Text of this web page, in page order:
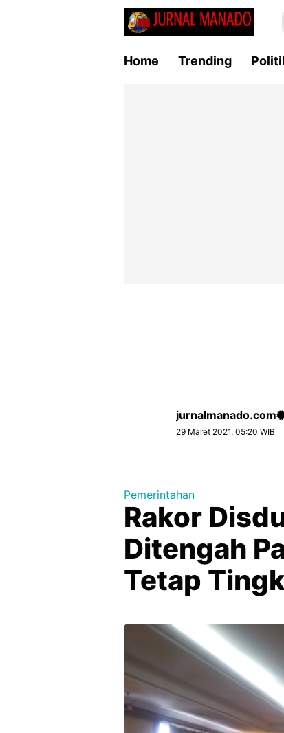
Home Trending
jurnalmanado.com
29 Maret 2021, 05:20 WIB
Pemerintahan
Rakor
Ditengah
Tetap